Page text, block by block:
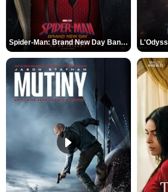
Spider-Man: Brand New Day Bande-annonce VO STFR